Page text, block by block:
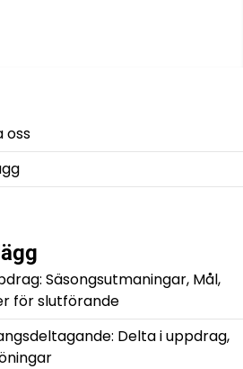
oss
Säsongsutmaningar, Mål,
för slutförande
Delta i uppdrag,